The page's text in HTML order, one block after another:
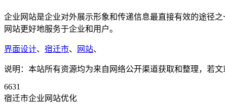
企业网站是企业对外展示形象和传递信息最直接有效的途径
网站更好地服务于企业和用户。
界面设计、 宿迁市、 网站、
说明：本站所有资源均为来自网络公开渠道获取和整理，若
6631
宿迁市企业网站优化